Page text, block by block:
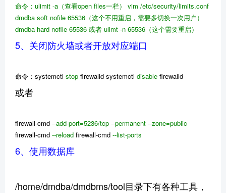
命令：ulimit -a（查看open files一栏） vim /etc/security/limits.conf
dmdba soft nofile 65536（这个不用重启，需要多切换一次用户）
dmdba hard nofile 65536 或者 ulimt -n 65536（这个需要重启）
5、关闭防火墙或者开放对应端口
命令：systemctl stop firewalld systemctl disable firewalld
或者
firewall-cmd --add-port=5236/tcp --permanent --zone=public
firewall-cmd --reload firewall-cmd --list-ports
6、使用数据库
/home/dmdba/dmdbms/tool目录下有各种工具，